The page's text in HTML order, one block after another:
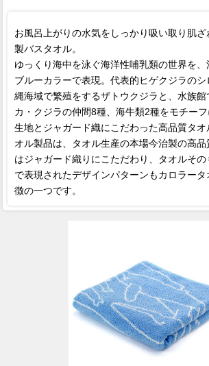
お風呂上がりの水気をしっかり吸い取り肌
製バスタオル。
ゆっくり海中を泳ぐ海洋性哺乳類の世界を、
ブルーカラーで表現。代表的ヒゲクジラの
縄海域で繁殖をするザトウクジラと、水族
カ・クジラの仲間8種、海牛類2種をモチーフ
生地とジャガード織にこだわった高品質タオ
オル製品は、タオル生産の本場今治製の高品
はジャガード織りにこただわり、タオルその
で表現されたデザインパターンもカロラー
徴の一つです。